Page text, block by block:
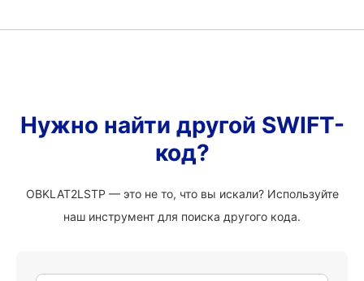
Нужно найти другой SWIFT-
код?
OBKLAT2LSTP — это не то, что вы искали? Используйте
наш инструмент для поиска другого кода.